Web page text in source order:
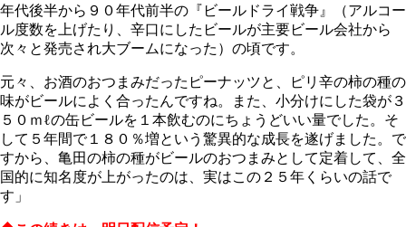
年代後半から９０年代前半の『ビールドライ戦争』（アルコー
ル度数を上げたり、辛口にしたビールが主要ビール会社から
次々と発売され大ブームになった）の頃です。
元々、お酒のおつまみだったピーナッツと、ピリ辛の柿の種の
味がビールによく合ったんですね。また、小分けにした袋が３
５０ｍℓの缶ビールを１本飲むのにちょうどいい量でした。そ
して５年間で１８０％増という驚異的な成長を遂げました。で
すから、亀田の柿の種がビールのおつまみとして定着して、全
国的に知名度が上がったのは、実はこの２５年くらいの話で
す」